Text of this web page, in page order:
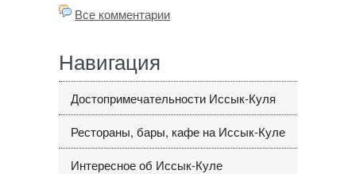
Все комментарии
Навигация
Достопримечательности Иссык-Куля
Рестораны, бары, кафе на Иссык-Куле
Интересное об Иссык-Куле